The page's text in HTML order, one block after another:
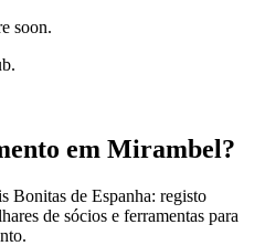
soon.
em Mirambel?
Bonitas de Espanha: registo
de sócios e ferramentas para